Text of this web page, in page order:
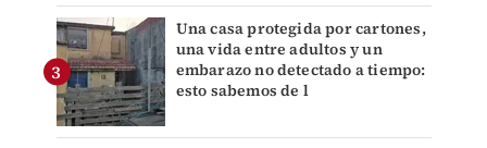
Una casa protegida por cartones,
una vida entre adultos y un
embarazo no detectado a tiempo:
esto sabemos de l